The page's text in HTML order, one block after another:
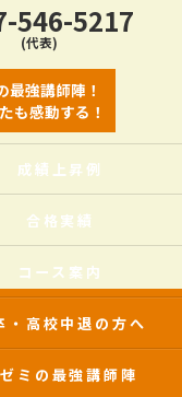
546-5217
(代表)
強講師陣！
も感動する！
成績上昇例
合格実績
コース案内
・高校中退の方へ
ミの最強講師陣